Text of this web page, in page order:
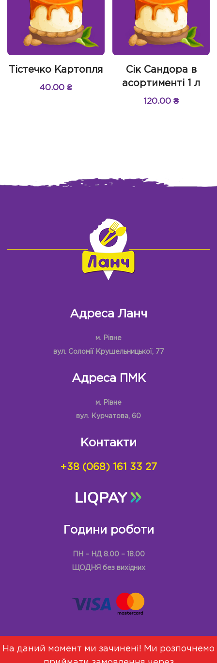
Тістечко Картопля
40.00₴
Сік Сандора в
асортименті 1 л
120.00 ₴
Адреса Ланч
м. Рівне
вул. Соломії Крушельницької, 77
Адреса ПМК
м. Рівне
вул. Курчатова, 60
Контакти
+38 (068) 161 33 27
Години роботи
ПН – НД 8.00 – 18.00
ЩОДНЯ без вихідних
На даний момент ми зачинені! Ми розпочнемо